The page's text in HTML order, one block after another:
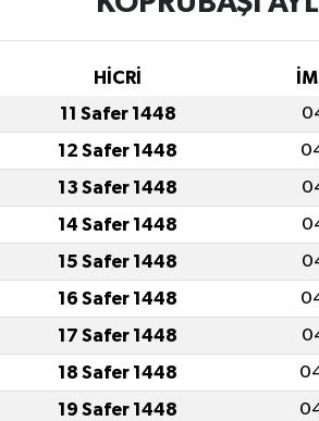
HİCRİ
11 Safer 1448
12 Safer 1448
13 Safer 1448
14 Safer 1448
15 Safer 1448
16 Safer 1448
17 Safer 1448
18 Safer 1448
19 Safer 1448